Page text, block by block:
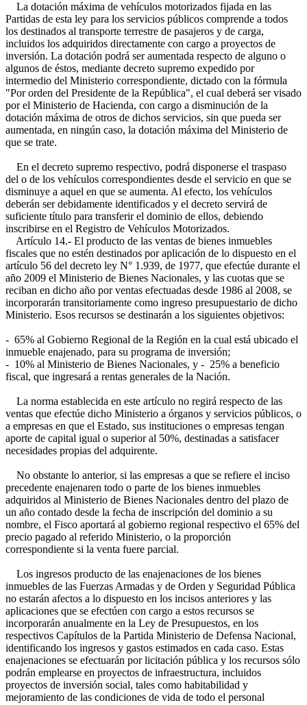
La dotación máxima de vehículos motorizados fijada en las
Partidas de esta ley para los servicios públicos comprende a todos
los destinados al transporte terrestre de pasajeros y de carga,
incluidos los adquiridos directamente con cargo a proyectos de
inversión. La dotación podrá ser aumentada respecto de alguno o
algunos de éstos, mediante decreto supremo expedido por
intermedio del Ministerio correspondiente, dictado con la fórmula
"Por orden del Presidente de la República", el cual deberá ser visado
por el Ministerio de Hacienda, con cargo a disminución de la
dotación máxima de otros de dichos servicios, sin que pueda ser
aumentada, en ningún caso, la dotación máxima del Ministerio de
que se trate.
En el decreto supremo respectivo, podrá disponerse el traspaso
del o de los vehículos correspondientes desde el servicio en que se
disminuye a aquel en que se aumenta. Al efecto, los vehículos
deberán ser debidamente identificados y el decreto servirá de
suficiente título para transferir el dominio de ellos, debiendo
inscribirse en el Registro de Vehículos Motorizados.
Artículo 14.- El producto de las ventas de bienes inmuebles
fiscales que no estén destinados por aplicación de lo dispuesto en el
artículo 56 del decreto ley N° 1.939, de 1977, que efectúe durante el
año 2009 el Ministerio de Bienes Nacionales, y las cuotas que se
reciban en dicho año por ventas efectuadas desde 1986 al 2008, se
incorporarán transitoriamente como ingreso presupuestario de dicho
Ministerio. Esos recursos se destinarán a los siguientes objetivos:
- 65% al Gobierno Regional de la Región en la cual está ubicado el
inmueble enajenado, para su programa de inversión;
- 10% al Ministerio de Bienes Nacionales, y - 25% a beneficio
fiscal, que ingresará a rentas generales de la Nación.
La norma establecida en este artículo no regirá respecto de las
ventas que efectúe dicho Ministerio a órganos y servicios públicos, o
a empresas en que el Estado, sus instituciones o empresas tengan
aporte de capital igual o superior al 50%, destinadas a satisfacer
necesidades propias del adquirente.
No obstante lo anterior, si las empresas a que se refiere el inciso
precedente enajenaren todo o parte de los bienes inmuebles
adquiridos al Ministerio de Bienes Nacionales dentro del plazo de
un año contado desde la fecha de inscripción del dominio a su
nombre, el Fisco aportará al gobierno regional respectivo el 65% del
precio pagado al referido Ministerio, o la proporción
correspondiente si la venta fuere parcial.
Los ingresos producto de las enajenaciones de los bienes
inmuebles de las Fuerzas Armadas y de Orden y Seguridad Pública
no estarán afectos a lo dispuesto en los incisos anteriores y las
aplicaciones que se efectúen con cargo a estos recursos se
incorporarán anualmente en la Ley de Presupuestos, en los
respectivos Capítulos de la Partida Ministerio de Defensa Nacional,
identificando los ingresos y gastos estimados en cada caso. Estas
enajenaciones se efectuarán por licitación pública y los recursos sólo
podrán emplearse en proyectos de infraestructura, incluidos
proyectos de inversión social, tales como habitabilidad y
mejoramiento de las condiciones de vida de todo el personal